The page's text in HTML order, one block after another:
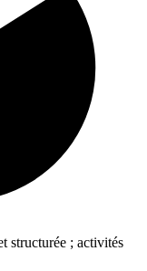
structurée ; activités